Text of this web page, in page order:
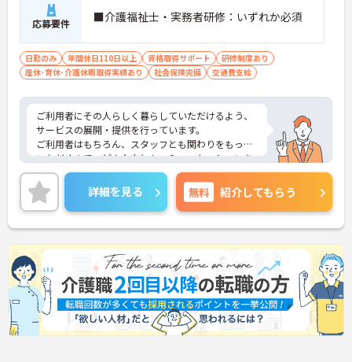
応募要件 ■介護福祉士・実務者研修：いずれか必須
日勤のみ 年間休日110日以上 資格取得サポート
研修制度あり
産休･育休･介護休暇取得実績あり
社会保険完備 交通費支給
ご利用者にその人らしく暮らしていただけるよう、
サービスの展開・提供を行っています。
ご利用者はもちろん、スタッフとも関わりをもって
いただくので、どんな方ともコミュニケーションを
取れる方を募集しています。
ご興味のある方には、面接対策ポイントなど、さら
に詳細をお話しいたしますのでお気軽にご相談くだ
さい！
詳細を見る 無料 紹介してもらう